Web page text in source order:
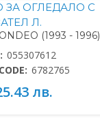
ЗА ОГЛЕДАЛО С
Л.
(1993 - 1996)
055307612
6782765
лв.